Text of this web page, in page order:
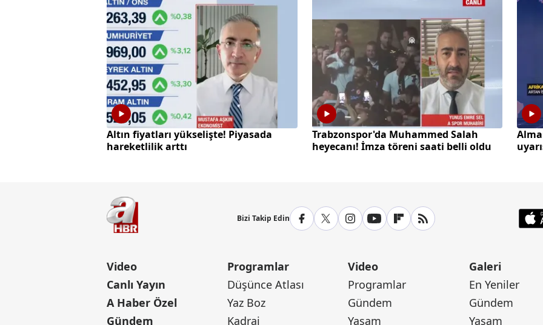
Altın fiyatları yükselişte! Piyasada
hareketlilik arttı
Trabzonspor'da Muhammed Salah
heyecanı! İmza töreni saati belli oldu
Bizi Takip Edin
Video
Canlı Yayın
A Haber Özel
Gündem
Programlar
Düşünce Atlası
Yaz Boz
Kadraj
Video
Programlar
Gündem
Yaşam
Galeri
En Yeniler
Gündem
Yaşam